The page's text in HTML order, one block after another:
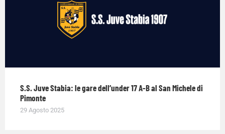
S.S. Juve Stabia: le gare dell’under 17 A-B al San Michele di
Pimonte
29 Agosto 2025